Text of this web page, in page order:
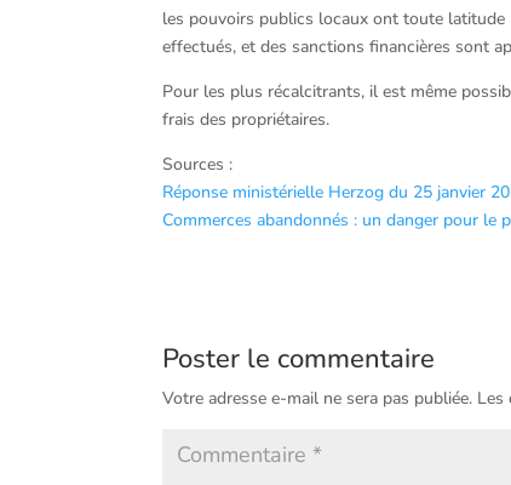
les pouvoirs publics locaux ont toute latitude
effectués, et des sanctions financières sont
Pour les plus récalcitrants, il est même
frais des propriétaires.
Sources :
Réponse ministérielle Herzog du 25 janvier
Commerces abandonnés : un danger pour le
Poster le commentaire
Votre adresse e-mail ne sera pas publiée. Les